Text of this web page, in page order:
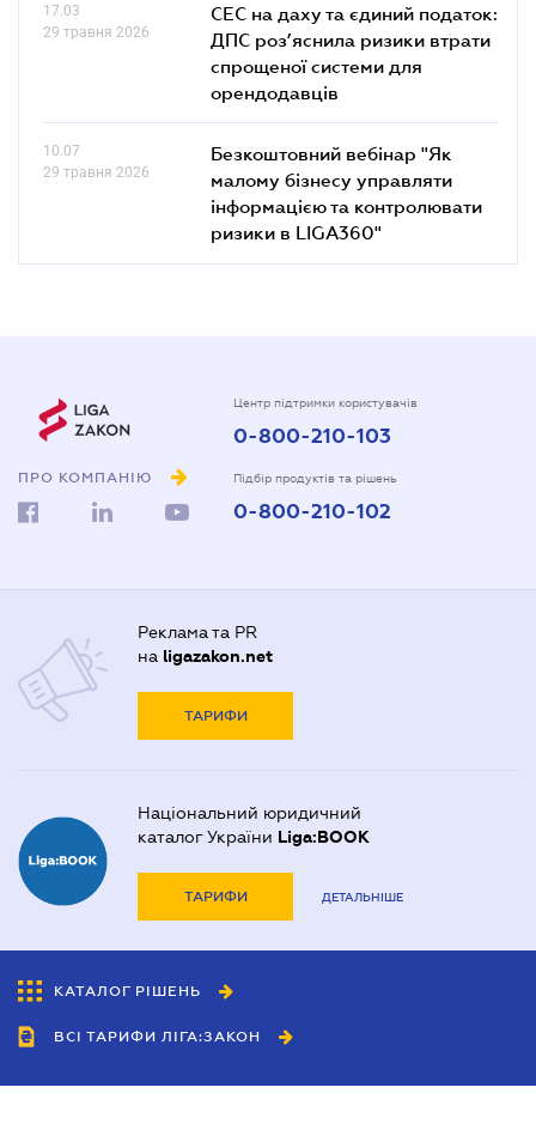
17.03
29 травня 2026
СЕС на даху та єдиний податок:
ДПС роз’яснила ризики втрати
спрощеної системи для
орендодавців
10.07
29 травня 2026
Безкоштовний вебінар "Як
малому бізнесу управляти
інформацією та контролювати
ризики в LIGA360"
ПРО КОМПАНІЮ
Центр підтримки користувачів
0-800-210-103
Підбір продуктів та рішень
0-800-210-102
Реклама та PR
на ligazakon.net
ТАРИФИ
Національний юридичний
каталог України Liga:BOOK
ТАРИФИ ДЕТАЛЬНІШЕ
КАТАЛОГ РІШЕНЬ
ВСІ ТАРИФИ ЛІГА:ЗАКОН